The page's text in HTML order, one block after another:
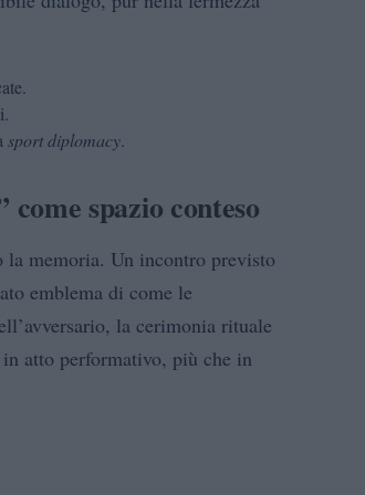
sport diplomacy.
spazio conteso
la memoria. Un incontro previsto
emblema di come le
la cerimonia rituale
atto performativo, più che in